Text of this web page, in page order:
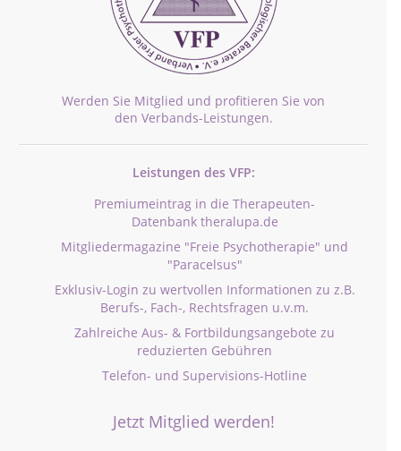
Werden Sie Mitglied und profitieren Sie von
den Verbands-Leistungen.
Leistungen des VFP:
Premiumeintrag in die Therapeuten-
Datenbank theralupa.de
Mitgliedermagazine "Freie Psychotherapie" und
"Paracelsus"
Exklusiv-Login zu wertvollen Informationen zu z.B.
Berufs-, Fach-, Rechtsfragen u.v.m.
Zahlreiche Aus- & Fortbildungsangebote zu
reduzierten Gebühren
Telefon- und Supervisions-Hotline
Jetzt Mitglied werden!